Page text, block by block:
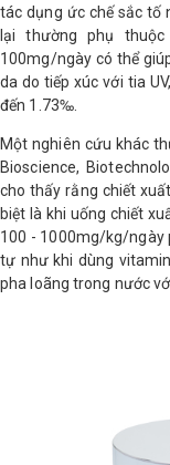
tác dụng ức chế sắc tố
lại thường phụ
100mg/ngày có thể
da do tiếp xúc với tia
đến 1.73‰.
Một nghiên cứu khác
Bioscience,
cho thấy rằng chiết
biệt là khi uống chiết
100 - 1000mg/kg/ngày
tự như khi dùng
pha loãng trong nước